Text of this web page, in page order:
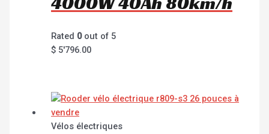
Rated 0out of 5
$ 5'796.00
Vélos électriques